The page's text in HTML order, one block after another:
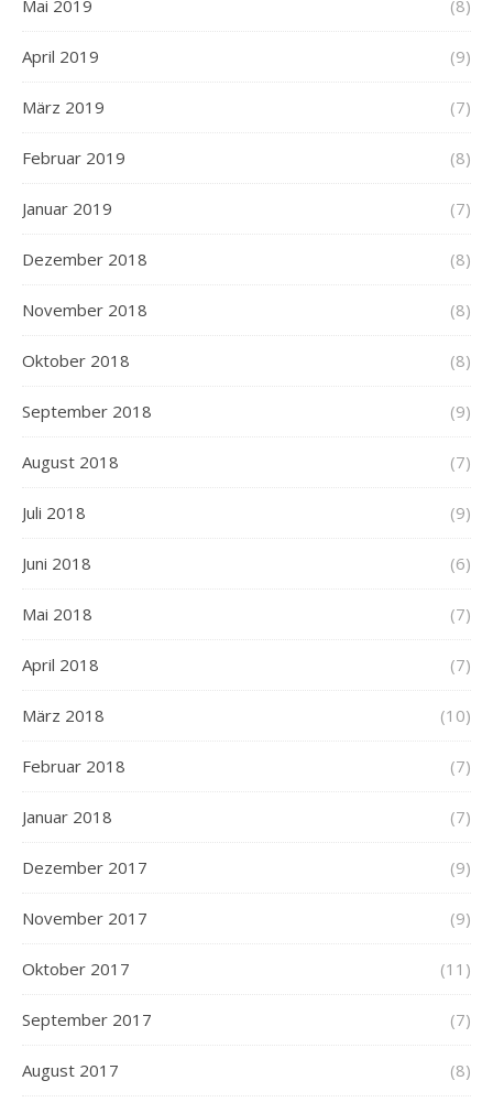
Mai 2019 (8)
April 2019 (9)
März 2019 (7)
Februar 2019 (8)
Januar 2019 (7)
Dezember 2018 (8)
November 2018 (8)
Oktober 2018 (8)
September 2018 (9)
August 2018 (7)
Juli 2018 (9)
Juni 2018 (6)
Mai 2018 (7)
April 2018 (7)
März 2018 (10)
Februar 2018 (7)
Januar 2018 (7)
Dezember 2017 (9)
November 2017 (9)
Oktober 2017 (11)
September 2017 (7)
August 2017 (8)